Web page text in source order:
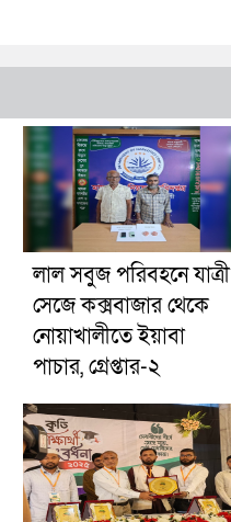
লাল সবুজ পরিবহনে যাত্রী
সেজে কক্সবাজার থেকে
নোয়াখালীতে ইয়াবা
পাচার, গ্রেপ্তার-২